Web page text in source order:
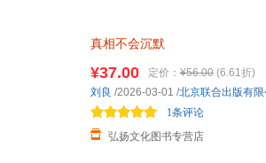
求真相的真实故事，都将撕开
生涯，刘良教授完成4000余次
雾，破除禁忌，理解生命的脆
打破公众对法医的刻
真相不会沉默
¥37.00 定价： ¥56.00 (6.61折)
弘扬文化图书专营店
1条评论
刘良 /2026-03-01 /北京联合出版有